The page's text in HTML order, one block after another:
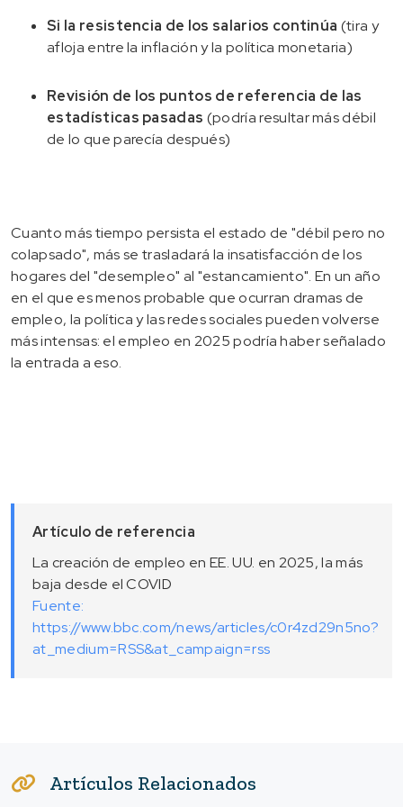
Si la resistencia de los salarios continúa (tira y
afloja entre la inflación y la política monetaria)
Revisión de los puntos de referencia de las
estadísticas pasadas (podría resultar más débil
de lo que parecía después)
Cuanto más tiempo persista el estado de "débil pero no
colapsado", más se trasladará la insatisfacción de los
hogares del "desempleo" al "estancamiento". En un año
en el que es menos probable que ocurran dramas de
empleo, la política y las redes sociales pueden volverse
más intensas: el empleo en 2025 podría haber señalado
la entrada a eso.
Artículo de referencia
La creación de empleo en EE. UU. en 2025, la más
baja desde el COVID
Fuente:
https://www.bbc.com/news/articles/c0r4zd29n5no?
at_medium=RSS&at_campaign=rss
Artículos Relacionados